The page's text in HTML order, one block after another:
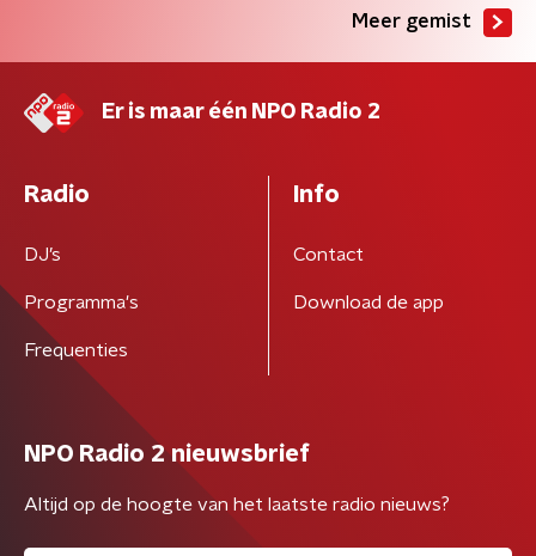
Meer gemist
Er is maar één NPO Radio 2
Radio
DJ’s
Programma's
Frequenties
Info
Contact
Download de app
NPO Radio 2 nieuwsbrief
Altijd op de hoogte van het laatste radio nieuws?